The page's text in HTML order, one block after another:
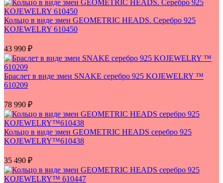
Кольцо в виде змеи GEOMETRIC HEADS. Серебро 925
KOJEWELRY 610450
43 990 ₽
Браслет в виде змеи SNAKE серебро 925 KOJEWELRY ™
610209
78 990 ₽
Кольцо в виде змеи GEOMETRIC HEADS серебро 925
KOJEWELRY™610438
35 490 ₽